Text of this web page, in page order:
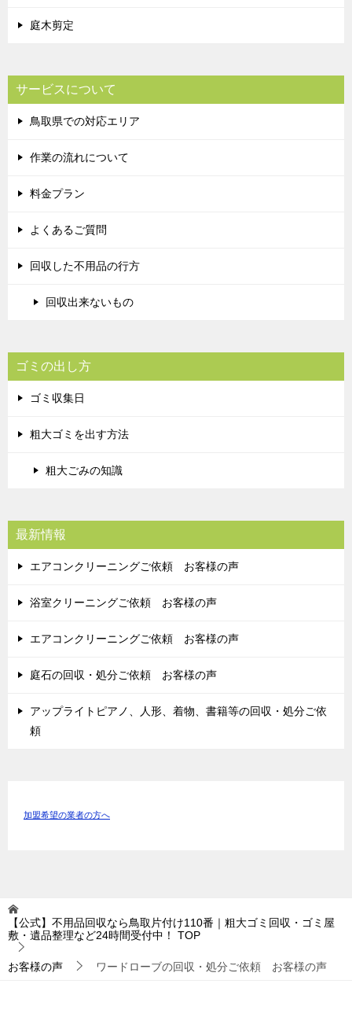
庭木剪定
サービスについて
鳥取県での対応エリア
作業の流れについて
料金プラン
よくあるご質問
回収した不用品の行方
回収出来ないもの
ゴミの出し方
ゴミ収集日
粗大ゴミを出す方法
粗大ごみの知識
最新情報
エアコンクリーニングご依頼 お客様の声
浴室クリーニングご依頼 お客様の声
エアコンクリーニングご依頼 お客様の声
庭石の回収・処分ご依頼 お客様の声
アップライトピアノ、人形、着物、書籍等の回収・処分ご依
頼
加盟希望の業者の方へ
【公式】不用品回収なら鳥取片付け110番｜粗大ゴミ回収・ゴミ屋
敷・遺品整理など24時間受付中！
TOP
お客様の声 ワードローブの回収・処分ご依頼 お客様の声